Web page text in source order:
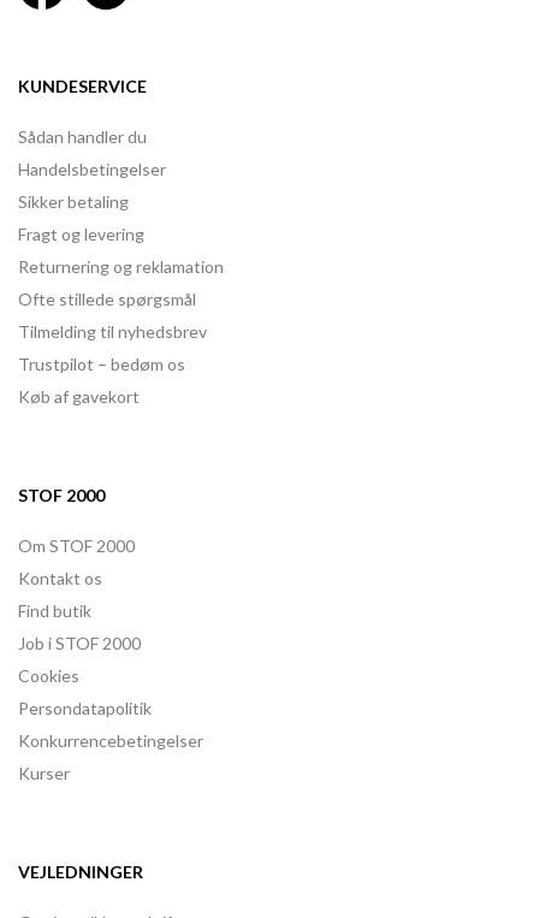
KUNDESERVICE
Sådan handler du
Handelsbetingelser
Sikker betaling
Fragt og levering
Returnering og reklamation
Ofte stillede spørgsmål
Tilmelding til nyhedsbrev
Trustpilot – bedøm os
Køb af gavekort
STOF 2000
Om STOF 2000
Kontakt os
Find butik
Job i STOF 2000
Cookies
Persondatapolitik
Konkurrencebetingelser
Kurser
VEJLEDNINGER